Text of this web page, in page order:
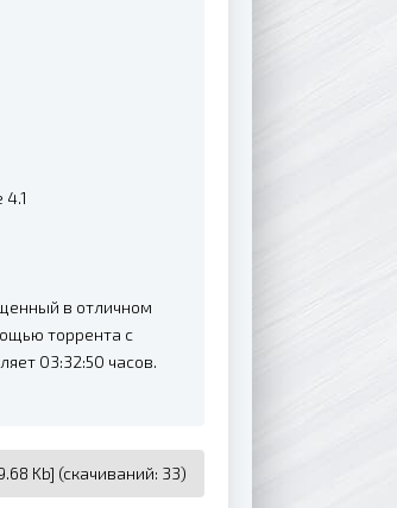
в отличном
торрента с
03:32:50 часов.
Kb] (cкачиваний: 33)